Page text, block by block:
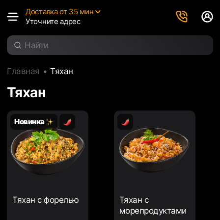
Доставка от 35 мин
Уточните адрес
Главная Тяхан
Тяхан
Новинка
Тяхан с форелью
Тяхан с
морепродуктами